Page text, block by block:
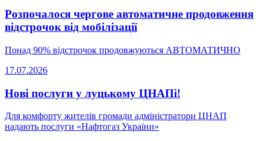
Розпочалося чергове автоматичне продовження
відстрочок від мобілізації
Понад 90% відстрочок продовжуються АВТОМАТИЧНО
17.07.2026
Нові послуги у луцькому ЦНАПі!
Для комфорту жителів громади адміністратори ЦНАП
надають послуги «Нафтогаз України»